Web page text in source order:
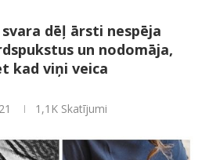
dēļ ārsti nespēja
un nodomāja,
kad viņi veica
1,1K Skatījumi